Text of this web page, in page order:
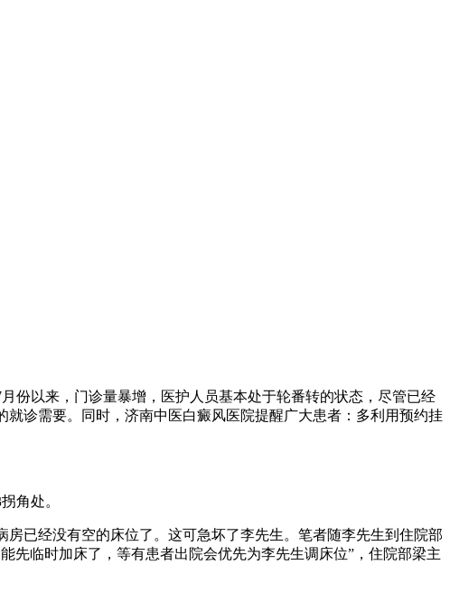
以来，门诊量暴增，医护人员基本处于轮番转的状态，尽管已经
诊需要。同时，济南中医白癜风医院提醒广大患者：多利用预约挂
角处。
已经没有空的床位了。这可急坏了李先生。笔者随李先生到住院部
先临时加床了，等有患者出院会优先为李先生调床位”，住院部梁主